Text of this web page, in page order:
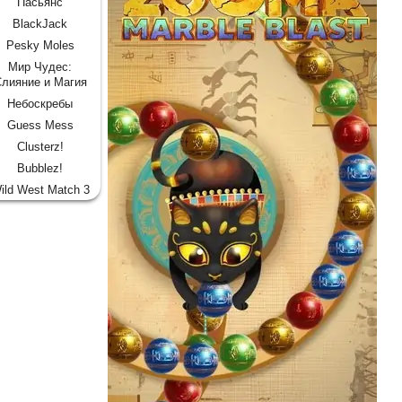
BlackJack
Pesky Moles
Мир Чудес:
и Магия
Небоскребы
Guess Mess
Clusterz!
Bubblez!
West Match 3